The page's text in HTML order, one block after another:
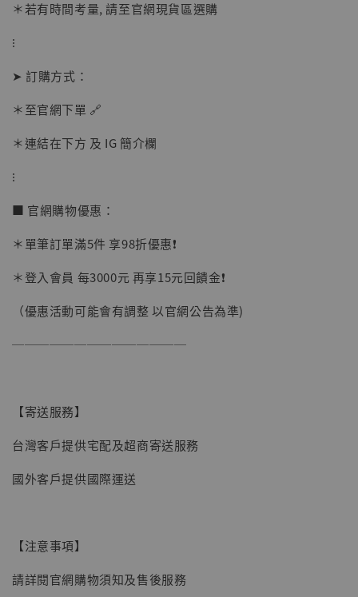
【店內現貨】海賊王 系列蒐藏雕像 布魯克達
加購優惠【讓子彈飛 鵝城縣長 張麻子 [BK01]】
＊若有時間考量, 請至官網現貨區選購
⁝
➤ 訂購方式：
＊至官網下單 🔗
＊連結在下方 及 IG 簡介欄
⁝
■ 官網購物優惠：
＊單筆訂單滿5件 享98折優惠❗️
＊登入會員 每3000元 再享15元回饋金❗️
（優惠活動可能會有調整 以官網公告為準)
──────────────
【寄送服務】
台灣客戶提供宅配及超商寄送服務
國外客戶提供國際運送
【注意事項】
請詳閱官網購物須知及售後服務